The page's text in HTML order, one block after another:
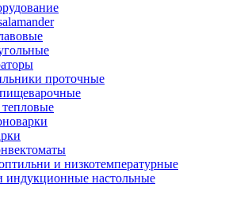
проточные
и низкотемпературные
индукционные настольные